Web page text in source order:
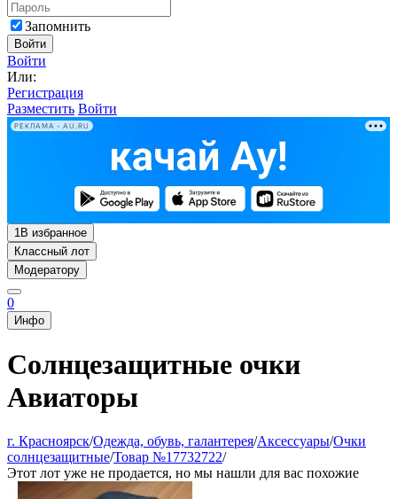
Запомнить
Войти
Войти
Или:
Регистрация
Разместить Войти
РЕКЛАМА • AU.RU
1В избранное
Классный лот
Модератору
0
Инфо
Солнцезащитные очки
Авиаторы
г. Красноярск/Одежда, обувь, галантерея/Аксессуары/Очки
солнцезащитные/Товар №17732722/
Этот лот уже не продается, но мы нашли для вас похожие